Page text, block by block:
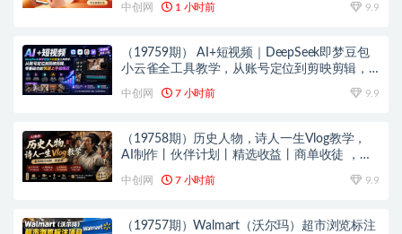
中创网 1 小时前 9.9
（19759期） AI+短视频｜DeepSeek即梦豆包
小云雀全工具教学，从账号定位到剪映剪辑，
中创网 7 小时前 9.9
（19758期）历史人物，诗人一生Vlog教学，
AI制作丨伙伴计划丨精选收益丨商单收徒 ，新
中创网 7 小时前 9.9
（19757期）Walmart（沃尔玛）超市浏览标注